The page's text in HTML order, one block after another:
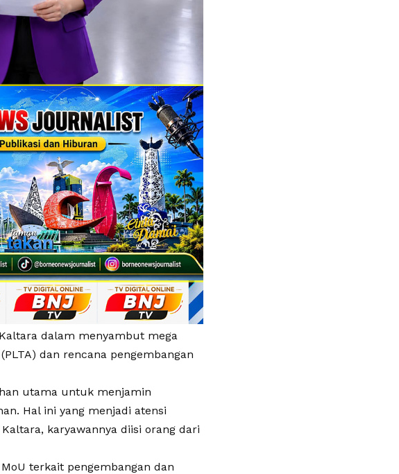
dalam menyambut mega
dan rencana pengembangan
utama untuk menjamin
Hal ini yang menjadi atensi
karyawannya diisi orang dari
terkait pengembangan dan